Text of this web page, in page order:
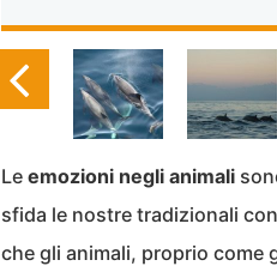
Le emozioni negli animali
sfida le nostre tradizionali
che gli animali, proprio come